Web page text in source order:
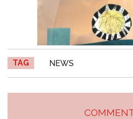
TAG NEWS